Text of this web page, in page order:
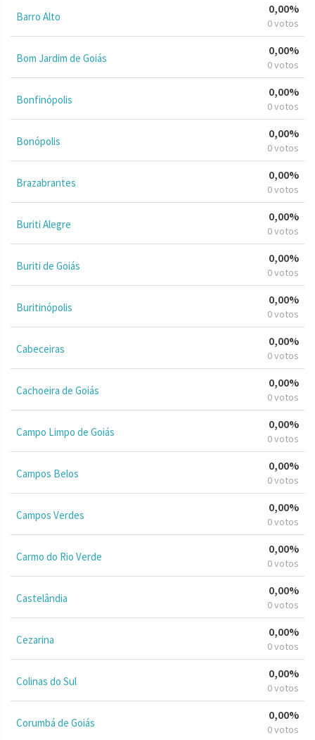
Barro Alto
0,00%
0 votos
Bom Jardim de Goiás
0,00%
0 votos
Bonfinópolis
0,00%
0 votos
Bonópolis
0,00%
0 votos
Brazabrantes
0,00%
0 votos
Buriti Alegre
0,00%
0 votos
Buriti de Goiás
0,00%
0 votos
Buritinópolis
0,00%
0 votos
Cabeceiras
0,00%
0 votos
Cachoeira de Goiás
0,00%
0 votos
Campo Limpo de Goiás
0,00%
0 votos
Campos Belos
0,00%
0 votos
Campos Verdes
0,00%
0 votos
Carmo do Rio Verde
0,00%
0 votos
Castelândia
0,00%
0 votos
Cezarina
0,00%
0 votos
Colinas do Sul
0,00%
0 votos
Corumbá de Goiás
0,00%
0 votos